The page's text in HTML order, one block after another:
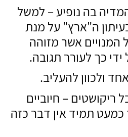
בה נופיע – למשל
ה"ארץ" על מנת
אשר מזוהה
כך לעורר תגובה.
ולכוון להעליב.
ריקושטים – חיוביים
כמעט תמיד אין דבר כזה